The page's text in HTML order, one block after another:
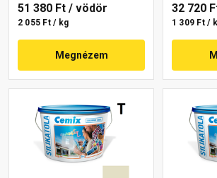
51 380 Ft / vödör
2 055 Ft / kg
Megnézem
32 720
1 309 Ft /